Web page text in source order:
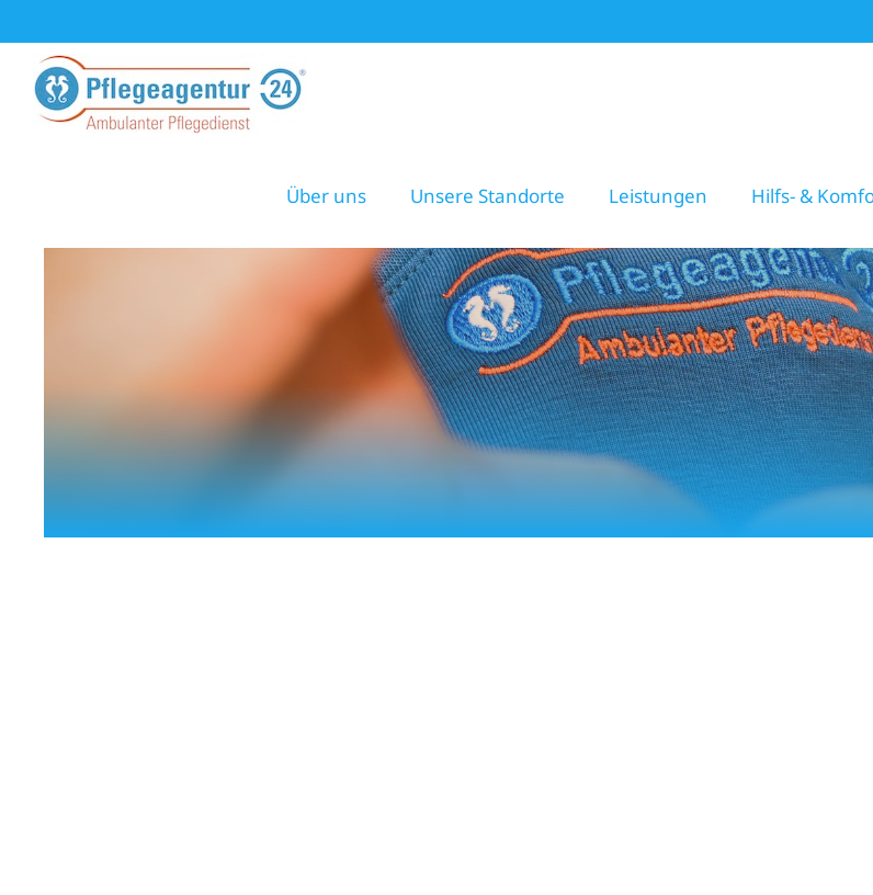
Inhalt
springen
Über uns Unsere Standorte Leistungen Hilfs- &